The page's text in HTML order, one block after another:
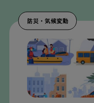
防災 ・ 気候変動